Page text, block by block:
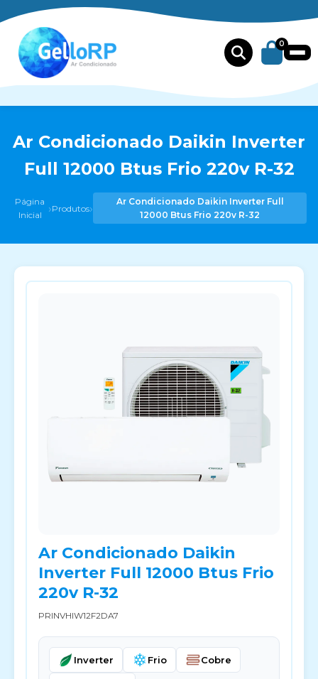
0
Ar Condicionado Daikin Inverter
Full 12000 Btus Frio 220v R-32
Página
Inicial
›Produtos›
Ar Condicionado Daikin Inverter Full
12000 Btus Frio 220v R-32
Ar Condicionado Daikin
Inverter Full 12000 Btus Frio
220v R-32
PRINVHIW12F2DA7
Inverter Frio Cobre